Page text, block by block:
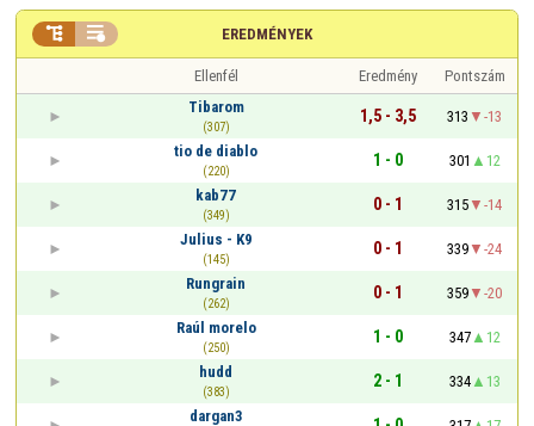
EREDMÉNYEK
 
Ellenfél Eredmény
Pontszám
Tibarom
(307)
1,5 - 3,5 313
-13
tio de diablo
(220)
1 - 0 301
12
kab77
(349)
0 - 1 315
-14
Julius - K9
(145)
0 - 1 339
-24
Rungrain
(262)
0 - 1 359
-20
Raúl morelo
(250)
1 - 0 347
12
hudd
(383)
2 - 1 334
13
dargan3